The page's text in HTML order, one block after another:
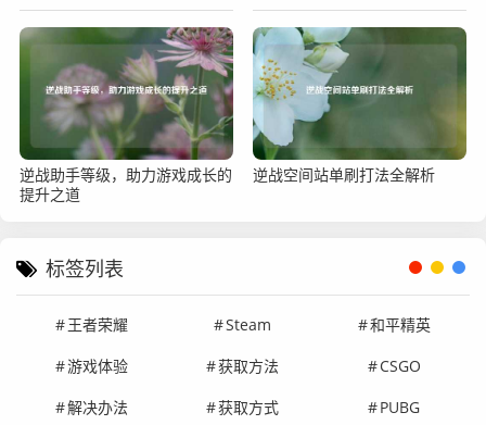
逆战助手等级，助力游戏成长的
提升之道
逆战空间站单刷打法全解析
标签列表
王者荣耀 Steam
和平精英
游戏体验
获取方法
CSGO
解决办法
获取方式 PUBG